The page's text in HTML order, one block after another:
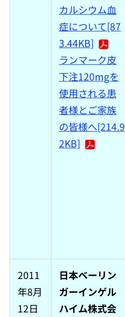
カルシウム血
症について[87
3.44KB]
ランマーク皮
下注120mgを
使用される患
者様とご家族
の皆様へ[214.9
2KB]
2011
年8月
12日
日本ベーリン
ガーインゲル
ハイム株式会